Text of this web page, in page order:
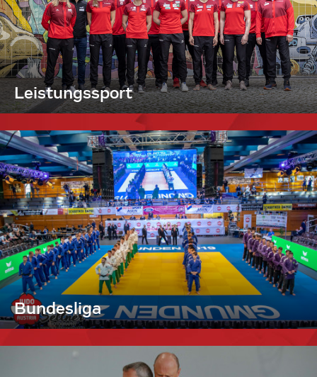
Leistungssport
Bundesliga